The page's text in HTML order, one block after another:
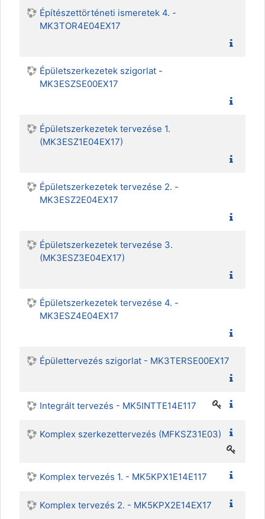
Építészettörténeti ismeretek 4. -
MK3TOR4E04EX17
Épületszerkezetek szigorlat -
MK3ESZSE00EX17
Épületszerkezetek tervezése 1.
(MK3ESZ1E04EX17)
Épületszerkezetek tervezése 2. -
MK3ESZ2E04EX17
Épületszerkezetek tervezése 3.
(MK3ESZ3E04EX17)
Épületszerkezetek tervezése 4. -
MK3ESZ4E04EX17
Épülettervezés szigorlat - MK3TERSE00EX17
Integrált tervezés - MK5INTTE14E117
Komplex szerkezettervezés (MFKSZ31E03)
Komplex tervezés 1. - MK5KPX1E14E117
Komplex tervezés 2. - MK5KPX2E14EX17